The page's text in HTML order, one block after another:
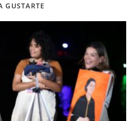
GUSTARTE